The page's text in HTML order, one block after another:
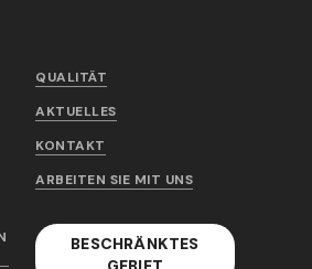
QUALITÄT
AKTUELLES
KONTAKT
ARBEITEN SIE MIT UNS
BESCHRÄNKTES